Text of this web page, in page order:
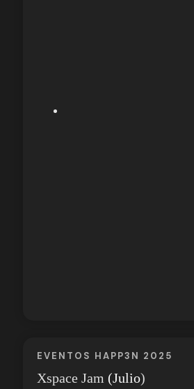
EVENTOS HAPP3N 2025
Xspace Jam (Julio)